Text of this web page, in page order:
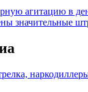
агитацию в
значительные